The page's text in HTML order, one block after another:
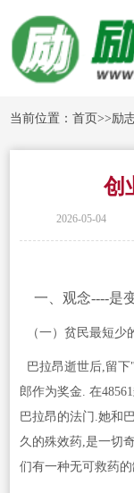
当前位置：首页>>励
创
2026-05-04
一、观念----是
（一）贫民最短少
巴拉昂逝世后,留下
郎作为奖金. 在
巴拉昂的法门.她和
久的殊效药,是一切
们有一种无可救药的